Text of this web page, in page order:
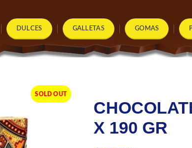
DULCES GALLETAS GOMAS
SOLD OUT
X 190 GR